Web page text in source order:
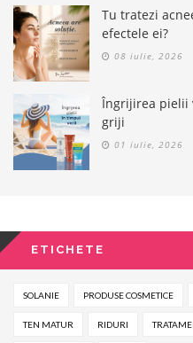
Tu tratezi
efectele ei?
08 iulie, 2026
Îngrijirea pielii
griji
01 iulie, 2026
ETICHETE
SOLANIE PRODUSE COSMETICE
TEN MATUR RIDURI